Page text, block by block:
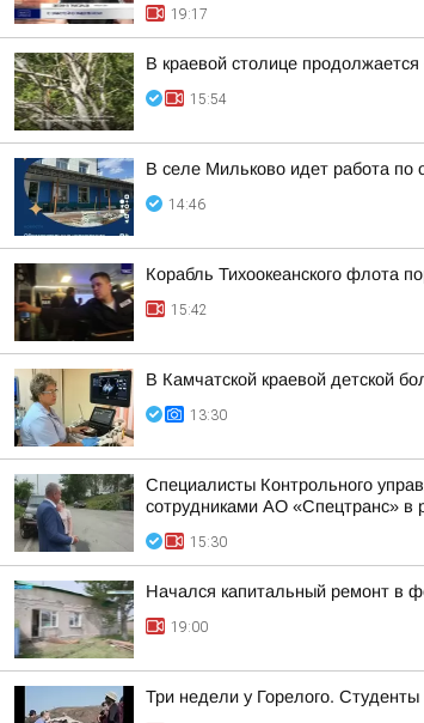
19:17
В краевой столице
15:54
В селе Мильково идет работа по
14:46
Корабль Тихоокеанского флота
15:42
В Камчатской краевой детской
13:30
Специалисты Контрольного
сотрудниками АО «Спецтранс» в
15:30
Начался капитальный ремонт в
19:00
Три недели у Горелого.